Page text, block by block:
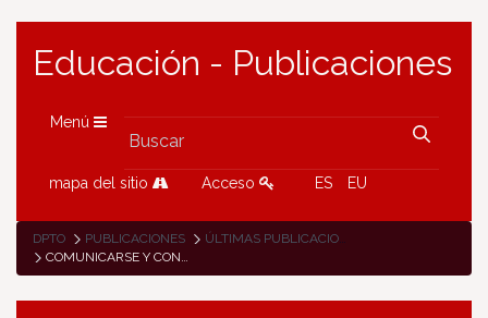
Educación - Publicaciones
Menú
mapa del sitio Acceso ES EU
DPTO PUBLICACIONES
ÚLTIMAS PUBLICACIONES
COMUNICARSE Y CONVIVIR. PROGRAMA DE HABILIDADES LINGÜÍSTICAS BÁSICAS.